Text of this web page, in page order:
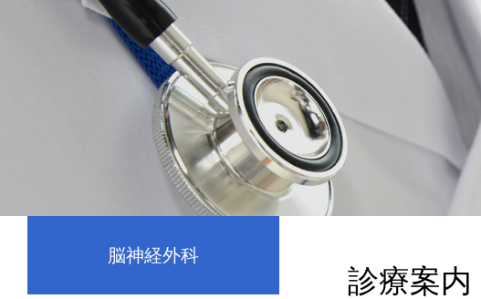
脳神経外科
診療案内